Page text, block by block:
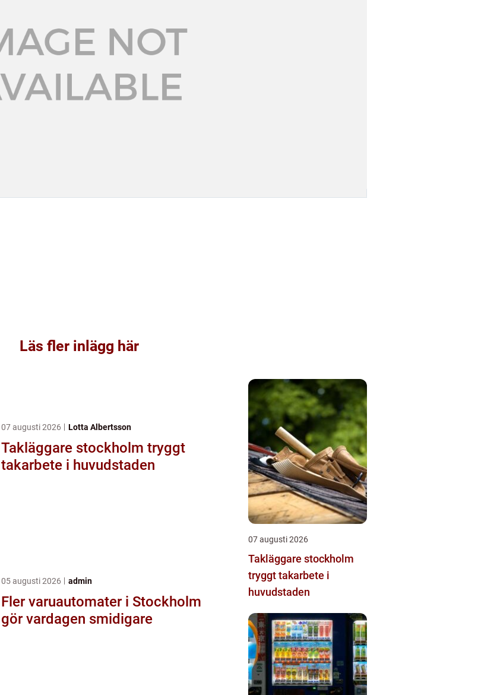
Läs fler inlägg här
07 augusti 2026 Lotta Albertsson
Takläggare stockholm tryggt
takarbete i huvudstaden
05 augusti 2026 admin
Fler varuautomater i Stockholm
gör vardagen smidigare
07 augusti 2026
Takläggare stockholm
tryggt takarbete i
huvudstaden